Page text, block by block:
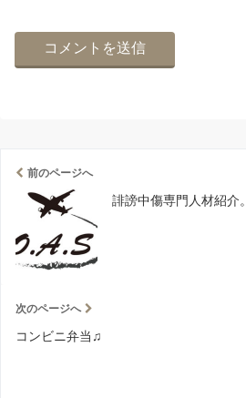
前のページへ
誹謗中傷専門人材紹介。
次のページへ
コンビニ弁当♫